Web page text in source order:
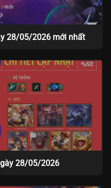
28/05/2026 mới nhất
28/05/2026